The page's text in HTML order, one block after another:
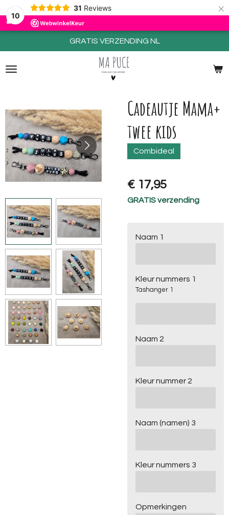
10
31 Reviews ×
GRATIS VERZENDING NL
Cadeautje Mama+
twee kids
Combideal
€ 17,95
GRATIS verzending
Naam 1
Kleur nummers 1
Tashanger 1
Naam 2
Kleur nummer 2
Naam (namen) 3
Kleur nummers 3
Opmerkingen